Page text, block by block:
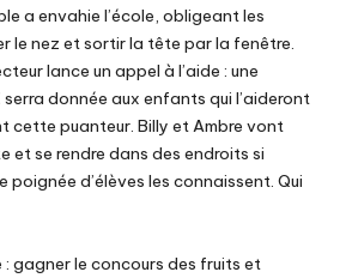
a envahie l’école, obligeant les
le nez et sortir la tête par la fenêtre.
lance un appel à l’aide : une
donnée aux enfants qui l’aideront
cette puanteur. Billy et Ambre vont
et se rendre dans des endroits si
poignée d’élèves les connaissent. Qui
: gagner le concours des fruits et